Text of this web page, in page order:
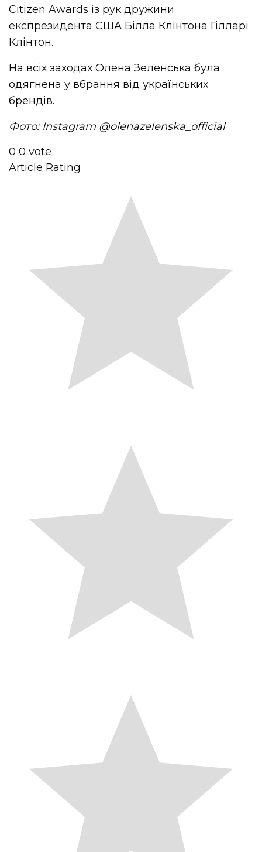
Citizen Awards із рук дружини
експрезидента США Білла Клінтона Гілларі
Клінтон.
На всіх заходах Олена Зеленська була
одягнена у вбрання від українських
брендів.
Фото: Instagram @olenazelenska_official
0 0 vote
Article Rating